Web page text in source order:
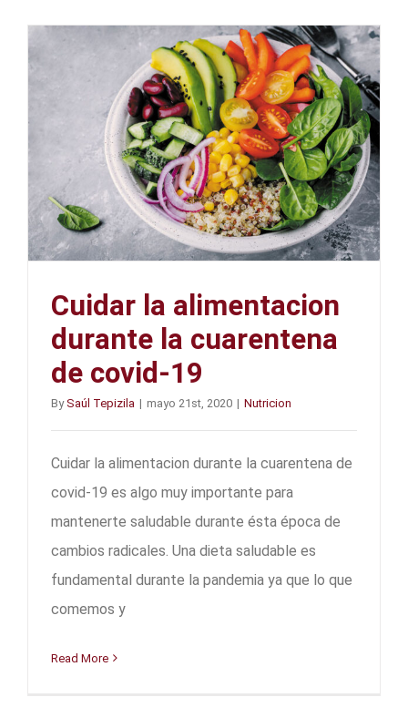
Cuidar la alimentacion
durante la cuarentena
de covid-19
BySaúl Tepizila | mayo 21st, 2020 | Nutricion
Cuidar la alimentacion durante la cuarentena de
covid-19 es algo muy importante para
mantenerte saludable durante ésta época de
cambios radicales. Una dieta saludable es
fundamental durante la pandemia ya que lo que
comemos y
Read More